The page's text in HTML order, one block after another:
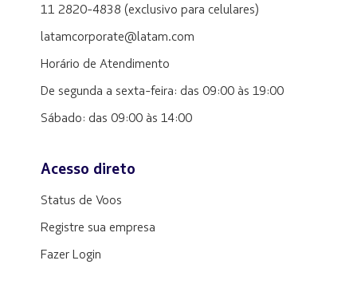
11 2820-4838 (exclusivo para celulares)
latamcorporate@latam.com
Horário de Atendimento
De segunda a sexta-feira: das 09:00 às 19:00
Sábado: das 09:00 às 14:00
Acesso direto
Status de Voos
Registre sua empresa
Fazer Login